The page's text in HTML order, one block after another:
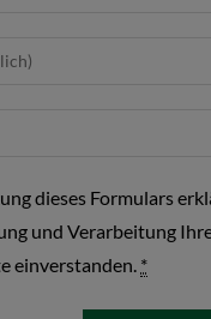
dieses Formulars
und Verarbeitung
einverstanden. *